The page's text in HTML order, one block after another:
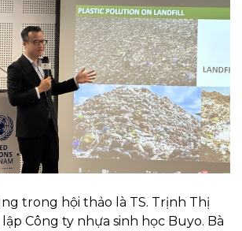
trong hội thảo là TS. Trịnh Thị
lập Công ty nhựa sinh học Buyo. Bà